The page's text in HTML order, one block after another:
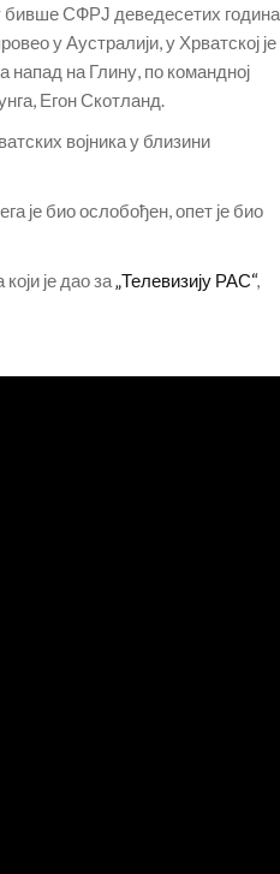
бивше СФРЈ деведесетих
у Аустралији, у Хрватској је
напад на Глину, по командној
Егон Скотланд.
војника у близини
је био ослобођен, опет је био
је дао за„Телевизију РАС“,